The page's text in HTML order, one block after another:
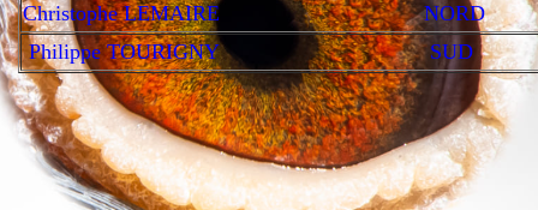
Christophe LEMAIRE NORD
Philippe TOURIGNYSUD